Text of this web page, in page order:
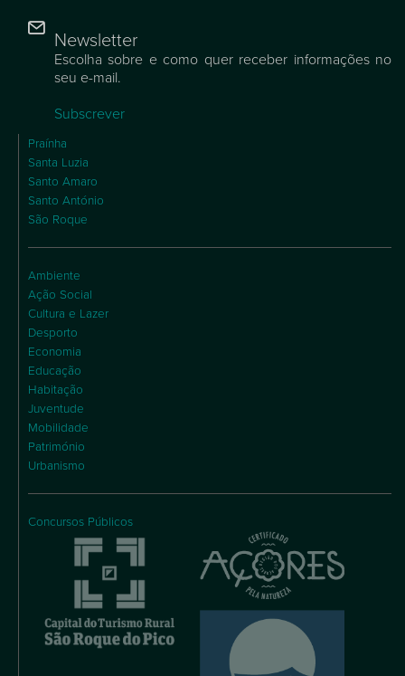
Newsletter
Escolha sobre e como quer receber informações no
seu e-mail.
Subscrever
Praínha
Santa Luzia
Santo Amaro
Santo António
São Roque
Ambiente
Ação Social
Cultura e Lazer
Desporto
Economia
Educação
Habitação
Juventude
Mobilidade
Património
Urbanismo
Concursos Públicos